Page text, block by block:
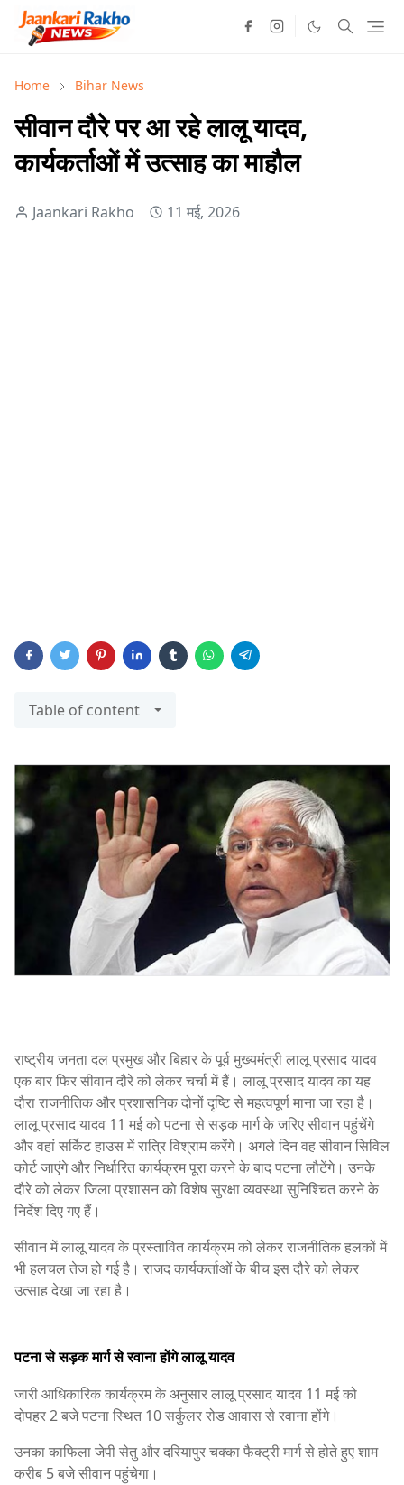
Home Bihar News
सीवान दौरे पर आ रहे लालू यादव,
कार्यकर्ताओं में उत्साह का माहौल
Jaankari Rakho 11 मई, 2026
Table of content
राष्ट्रीय जनता दल प्रमुख और बिहार के पूर्व मुख्यमंत्री लालू प्रसाद यादव
एक बार फिर सीवान दौरे को लेकर चर्चा में हैं। लालू प्रसाद यादव का यह
दौरा राजनीतिक और प्रशासनिक दोनों दृष्टि से महत्वपूर्ण माना जा रहा है।
लालू प्रसाद यादव 11 मई को पटना से सड़क मार्ग के जरिए सीवान पहुंचेंगे
और वहां सर्किट हाउस में रात्रि विश्राम करेंगे। अगले दिन वह सीवान सिविल
कोर्ट जाएंगे और निर्धारित कार्यक्रम पूरा करने के बाद पटना लौटेंगे। उनके
दौरे को लेकर जिला प्रशासन को विशेष सुरक्षा व्यवस्था सुनिश्चित करने के
निर्देश दिए गए हैं।
सीवान में लालू यादव के प्रस्तावित कार्यक्रम को लेकर राजनीतिक हलकों में
भी हलचल तेज हो गई है। राजद कार्यकर्ताओं के बीच इस दौरे को लेकर
उत्साह देखा जा रहा है।
पटना से सड़क मार्ग से रवाना होंगे लालू यादव
जारी आधिकारिक कार्यक्रम के अनुसार लालू प्रसाद यादव 11 मई को
दोपहर 2 बजे पटना स्थित 10 सर्कुलर रोड आवास से रवाना होंगे।
उनका काफिला जेपी सेतु और दरियापुर चक्का फैक्ट्री मार्ग से होते हुए शाम
करीब 5 बजे सीवान पहुंचेगा।